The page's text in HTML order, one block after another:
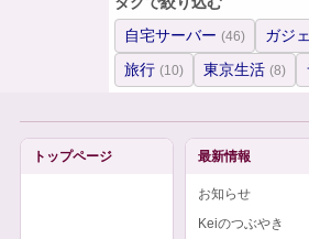
自宅サーバー (46) ガジ
旅行 (10) 東京生活 (8)
トップページ 最新情報
お知らせ
Keiのつぶやき